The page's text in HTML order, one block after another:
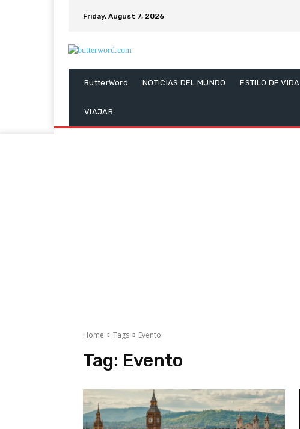
Friday, August 7, 2026
ButterWord NOTICIAS DEL MUNDO ESTILO DE VIDA
VIAJAR
Home Tags Evento
Tag: Evento